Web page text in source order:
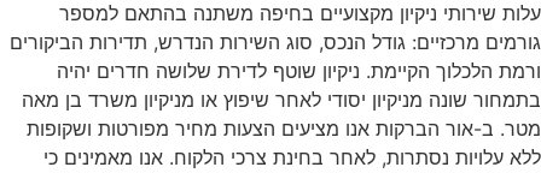
עלות שירותי ניקיון מקצועיים בחיפה משתנה בהתאם למספר
גורמים מרכזיים: גודל הנכס, סוג השירות הנדרש, תדירות הביקורים
ורמת הלכלוך הקיימת. ניקיון שוטף לדירת שלושה חדרים יהיה
בתמחור שונה מניקיון יסודי לאחר שיפוץ או מניקיון משרד בן מאה
מטר. ב-אור הברקות אנו מציעים הצעות מחיר מפורטות ושקופות
ללא עלויות נסתרות, לאחר בחינת צרכי הלקוח. אנו מאמינים כי